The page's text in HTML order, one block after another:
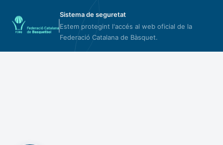
Sistema de seguretat
Estem protegint l'accés al web oficial de la
Federació Catalana de Bàsquet.